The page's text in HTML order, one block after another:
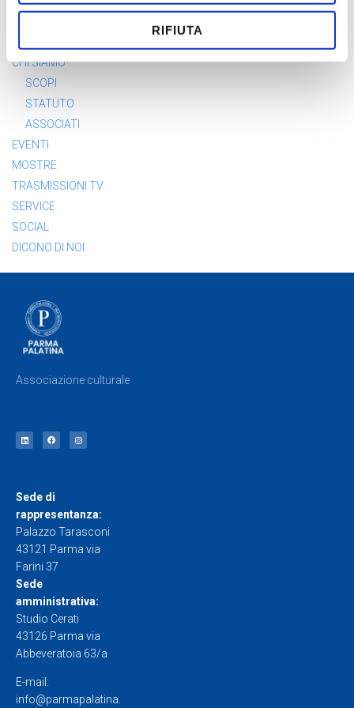
RIFIUTA
CHI SIAMO
SCOPI
STATUTO
ASSOCIATI
EVENTI
MOSTRE
TRASMISSIONI TV
SERVICE
SOCIAL
DICONO DI NOI
Associazione culturale
Sede di
rappresentanza:
Palazzo Tarasconi
43121 Parma via
Farini 37
Sede
amministrativa:
Studio Cerati
43126 Parma via
Abbeveratoia 63/a
E-mail:
info@parmapalatina.